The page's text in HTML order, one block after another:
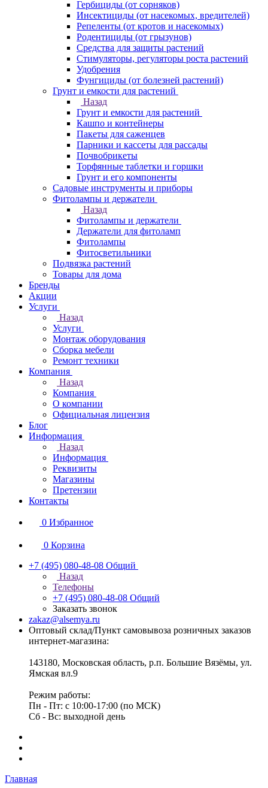
Гербициды (от сорняков)
Инсектициды (от насекомых, вредителей)
Репеленты (от кротов и насекомых)
Родентициды (от грызунов)
Средства для защиты растений
Стимуляторы, регуляторы роста растений
Удобрения
Фунгициды (от болезней растений)
Грунт и емкости для растений
Назад
Грунт и емкости для растений
Кашпо и контейнеры
Пакеты для саженцев
Парники и кассеты для рассады
Почвобрикеты
Торфянные таблетки и горшки
Грунт и его компоненты
Садовые инструменты и приборы
Фитолампы и держатели
Назад
Фитолампы и держатели
Держатели для фитоламп
Фитолампы
Фитосветильники
Подвязка растений
Товары для дома
Бренды
Акции
Услуги
Назад
Услуги
Монтаж оборудования
Сборка мебели
Ремонт техники
Компания
Назад
Компания
О компании
Официальная лицензия
Блог
Информация
Назад
Информация
Реквизиты
Магазины
Претензии
Контакты
0 Избранное
0 Корзина
+7 (495) 080-48-08 Общий
Назад
Телефоны
+7 (495) 080-48-08 Общий
Заказать звонок
zakaz@alsemya.ru
Оптовый склад/Пункт самовывоза розничных заказов
интернет-магазина:
143180, Московская область, р.п. Большие Вязёмы, ул.
Ямская вл.9
Режим работы:
Пн - Пт: с 10:00-17:00 (по МСК)
Сб - Вс: выходной день
Главная